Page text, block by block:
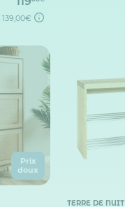
139,00€
Prix
doux
TERRE DE NUIT